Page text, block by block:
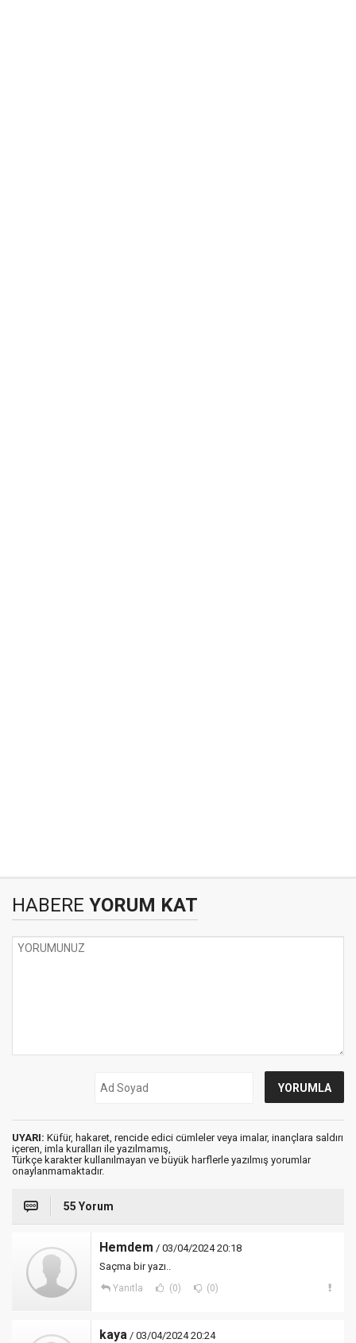
HABERE YORUM KAT
UYARI: Küfür, hakaret, rencide edici cümleler veya imalar, inançlara saldırı
içeren, imla kuralları ile yazılmamış,
Türkçe karakter kullanılmayan ve büyük harflerle yazılmış yorumlar
onaylanmamaktadır.
55 Yorum
Hemdem / 03/04/2024 20:18
Saçma bir yazı..
Yanıtla (0) (0)
kaya / 03/04/2024 20:24